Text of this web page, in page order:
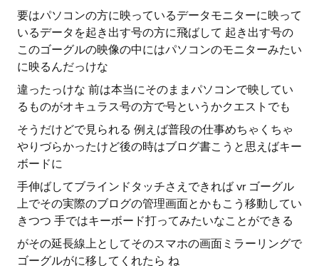
要はパソコンの方に映っているデータモニターに映って
いるデータを起き出す号の方に飛ばして 起き出す号の
このゴーグルの映像の中にはパソコンのモニターみたい
に映るんだっけな
違ったっけな 前は本当にそのままパソコンで映してい
るものがオキュラス号の方で号というかクエストでも
そうだけどで見られる 例えば普段の仕事めちゃくちゃ
やりづらかったけど後の時はブログ書こうと思えばキー
ボードに
手伸ばしてブラインドタッチさえできれば vr ゴーグル
上でその実際のブログの管理画面とかもこう移動してい
きつつ 手ではキーボード打ってみたいなことができる
がその延長線上としてそのスマホの画面ミラーリングで
ゴーグルがに移してくれたら ね